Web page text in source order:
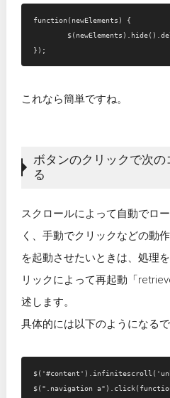
function(newElements) {
これなら簡単ですね。
ボタンのクリックで次
る
スクロールによって自動でロ
く、手動でクリックなどの動
を起動させたいときは、処理
リックによって再起動「
述します。
具体的には以下のようになるで
$(".navigation